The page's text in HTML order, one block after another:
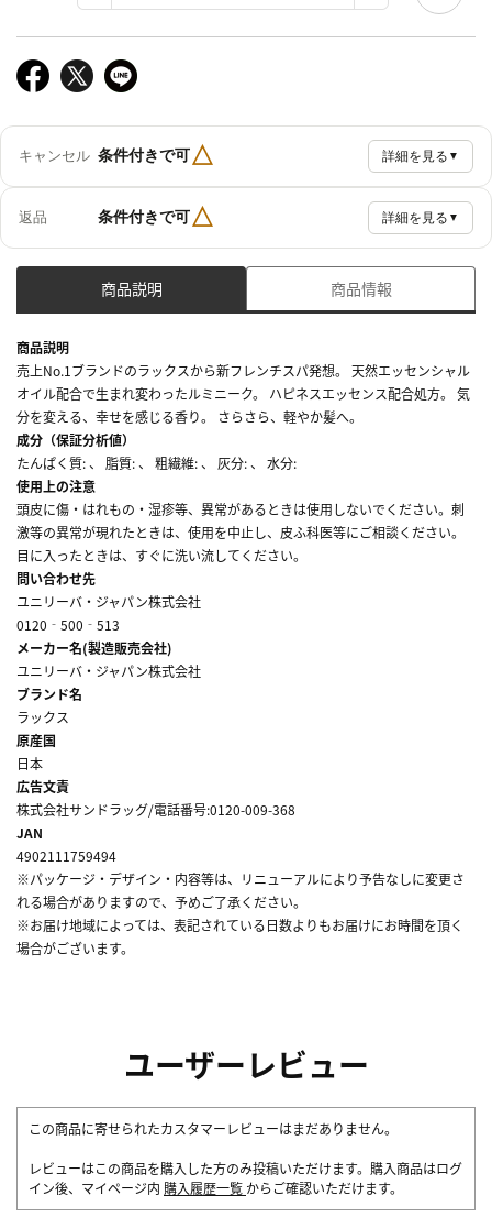
キャンセル 条件付きで可△ 詳細を見る ▼
返品 条件付きで可△ 詳細を見る ▼
商品説明 商品情報
商品説明
売上No.1ブランドのラックスから新フレンチスパ発想。 天然エッセンシャル
オイル配合で生まれ変わったルミニーク。 ハピネスエッセンス配合処方。 気
分を変える、幸せを感じる香り。 さらさら、軽やか髪へ。
成分（保証分析値）
たんぱく質: 、 脂質: 、 粗繊維: 、 灰分: 、 水分:
使用上の注意
頭皮に傷・はれもの・湿疹等、異常があるときは使用しないでください。刺
激等の異常が現れたときは、使用を中止し、皮ふ科医等にご相談ください。
目に入ったときは、すぐに洗い流してください。
問い合わせ先
ユニリーバ・ジャパン株式会社
0120‐500‐513
メーカー名(製造販売会社)
ユニリーバ・ジャパン株式会社
ブランド名
ラックス
原産国
日本
広告文責
株式会社サンドラッグ/電話番号:0120-009-368
JAN
4902111759494
※パッケージ・デザイン・内容等は、リニューアルにより予告なしに変更さ
れる場合がありますので、予めご了承ください。
※お届け地域によっては、表記されている日数よりもお届けにお時間を頂く
場合がございます。
ユーザーレビュー
この商品に寄せられたカスタマーレビューはまだありません。
レビューはこの商品を購入した方のみ投稿いただけます。購入商品はログ
イン後、マイページ内 購入履歴一覧 からご確認いただけます。